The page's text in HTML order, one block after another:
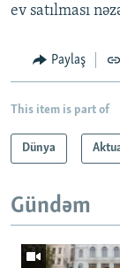
ev satılması
Paylaş
This item is part of
Dünya
Gündəm